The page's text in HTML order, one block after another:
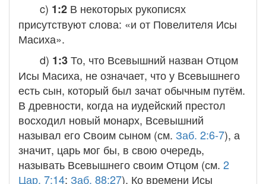
c) 1:2 В некоторых рукописях
присутствуют слова: «и от Повелителя Исы
Масиха».
d) 1:3То, что Всевышний назван Отцом
Исы Масиха, не означает, что у Всевышнего
есть сын, который был зачат обычным путём.
В древности, когда на иудейский престол
восходил новый монарх, Всевышний
называл его Своим сыном (см. Заб. 2:6-7), а
значит, царь мог бы, в свою очередь,
называть Всевышнего своим Отцом (см. 2
Цар. 7:14; Заб. 88:27). Ко времени Исы